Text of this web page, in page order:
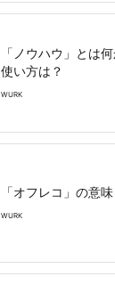
「ノウハウ」とは
使い方は？
WURK
「オフレコ」の意
WURK